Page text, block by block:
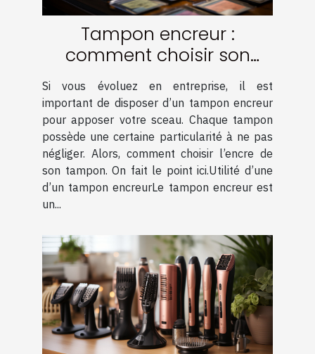
Tampon encreur :
comment choisir son
encre ?
Si vous évoluez en entreprise, il est
important de disposer d’un tampon encreur
pour apposer votre sceau. Chaque tampon
possède une certaine particularité à ne pas
négliger. Alors, comment choisir l’encre de
son tampon. On fait le point ici.Utilité d’une
d’un tampon encreurLe tampon encreur est
un...